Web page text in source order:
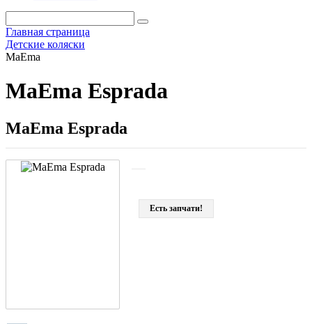
Главная страница
Детские коляски
MaEma
MaEma Esprada
MaEma Esprada
Есть запчати!